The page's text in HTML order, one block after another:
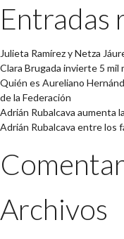
Entradas
Julieta Ramírez y Netza
Clara Brugada invierte 5 mil
Quién es Aureliano
de la Federación
Adrián Rubalcava aumenta
Adrián Rubalcava entre los
Archivos